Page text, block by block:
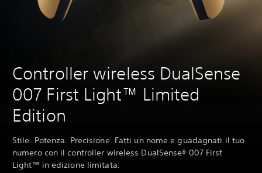
Controller wireless DualSense
‎007 First Light™ Limited
Edition
Stile. Potenza. Precisione. Fatti un nome e guadagnati il tuo
numero con il controller wireless DualSense® 007 First
Light™ in edizione limitata.